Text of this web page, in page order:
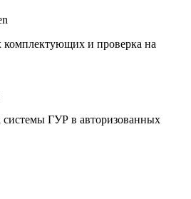
и проверка на
системы ГУР в авторизованных